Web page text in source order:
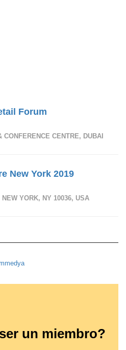
Forum
CONFERENCE CENTRE, DUBAI
New York 2019
NEW YORK, NY 10036, USA
un miembro?